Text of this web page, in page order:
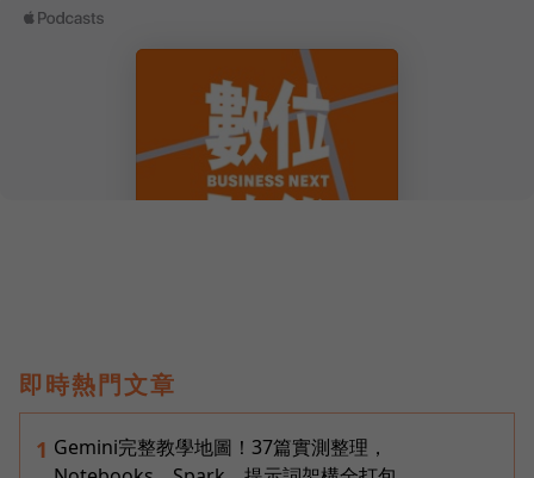
即時熱門文章
1 Gemini完整教學地圖！37篇實測整理，